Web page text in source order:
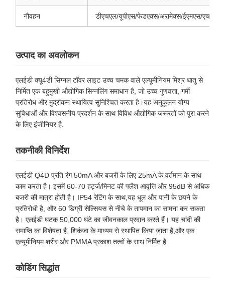
नौवहन डीएचएल/यूपीएस/फेडएक्स/अरामेक्स/ईएमएस/एचके
उत्पाद का अवलोकन
एलईडी क्यू4डी सिग्नल टॉवर लाइट उच्च चमक वाले एल्यूमीनियम मिश्र धातु से
निर्मित एक बहुमुखी औद्योगिक सिग्नलिंग समाधान है, जो उच्च गुणवत्ता, गर्मी
प्रतिरोध और मुद्रांकन स्थायित्व सुनिश्चित करता है।यह अनुकूलन योग्य
सुविधाओं और विश्वसनीय प्रदर्शन के साथ विविध औद्योगिक जरूरतों को पूरा करने
के लिए इंजीनियर है.
तकनीकी विनिर्देश
एलईडी Q4D प्रति रंग 50mA और बजरी के लिए 25mA के वर्तमान के साथ
काम करता है। इसमें 60-70 हर्ट्ज/मिनट की फ्लैश आवृत्ति और 95dB से अधिक
बजरी की मात्रा होती है। IP54 रेटिंग के साथ,यह धूल और पानी के छपने के
प्रतिरोधी है, और 60 डिग्री सेल्सियस से नीचे के तापमान का सामना कर सकता
है। एलईडी घटक 50,000 घंटे का जीवनकाल प्रदान करते हैं। यह चांदी की
समाप्ति का विशेषता है, शिकंजा के माध्यम से स्थापित किया जाता है,और एक
एल्यूमीनियम शरीर और PMMA प्रकाश तत्वों के साथ निर्मित है.
कोडिंग सिद्धांत